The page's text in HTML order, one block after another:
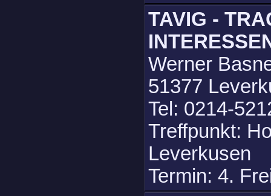
TAVIG -
Werner
51377
Tel: 0214-
Treffpunkt:
Leverkusen
Termin: 4.